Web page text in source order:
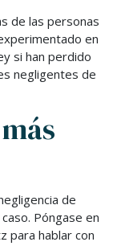
de las personas
en
si han perdido
negligentes de
de
Póngase en
para hablar con